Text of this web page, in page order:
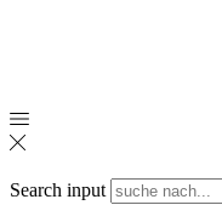
Search input